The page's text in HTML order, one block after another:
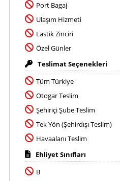
Port Bagaj
Ulaşım Hizmeti
Lastik Zinciri
Özel Günler
Teslimat Seçenekleri
Tüm Türkiye
Otogar Teslim
Şehiriçi Şube Teslim
Tek Yön (Şehirdışı Teslim)
Havaalanı Teslim
Ehliyet Sınıfları
B